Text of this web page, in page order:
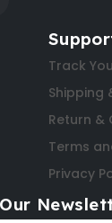
Track
Shipping
Return &
Terms
Privacy